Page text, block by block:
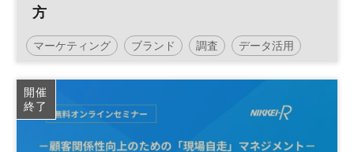
方
マーケティング ブランド 調査 データ活用
BtoBマーケティング
参加無料
開催
終了